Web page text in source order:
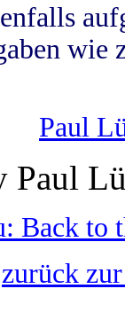
wie
Paul
Back to
zurück